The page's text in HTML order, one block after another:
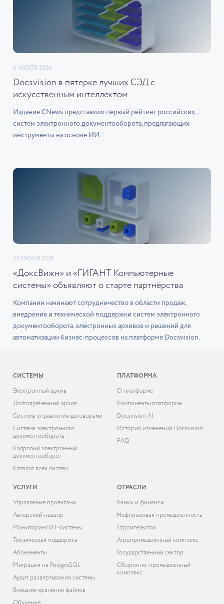
6 ИЮЛЯ 2026
Docsvision в пятерке лучших СЭД с
искусственным интеллектом
Издание CNews представило первый рейтинг российских
систем электронного документооборота, предлагающих
инструменты на основе ИИ.
23 ИЮНЯ 2026
«ДоксВижн» и «ГИГАНТ Компьютерные
системы» объявляют о старте партнёрства
Компании начинают сотрудничество в области продаж,
внедрения и технической поддержки систем электронного
документооборота, электронных архивов и решений для
автоматизации бизнес-процессов на платформе Docsvision.
СИСТЕМЫ
Электронный архив
Долговременный архив
Система управления договорами
Система электронного
документооборота
Кадровый электронный
документооборот
Каталог всех систем
ПЛАТФОРМА
О платформе
Компоненты платформы
Docsvision AI
История изменений Docsvision
FAQ
УСЛУГИ
Управление проектами
Авторский надзор
Мониторинг ИТ-системы
Техническая поддержка
Абонементы
Миграция на PostgreSQL
Аудит развёртывания системы
Внешнее хранение файлов
ОТРАСЛИ
Банки и финансы
Нефтегазовая промышленность
Строительство
Агропромышленный комплекс
Государственный сектор
Оборонно-промышленный
комплекс